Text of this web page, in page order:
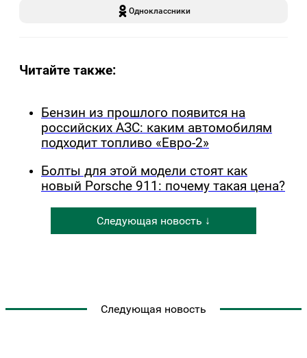
Одноклассники
Читайте также:
Бензин из прошлого появится на
российских АЗС: каким автомобилям
подходит топливо «Евро-2»
Болты для этой модели стоят как
новый Porsche 911: почему такая цена?
Следующая новость ↓
Следующая новость